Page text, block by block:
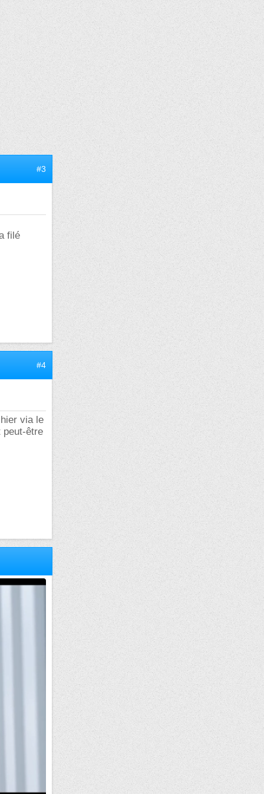
#3
filé
#4
via le
peut-être